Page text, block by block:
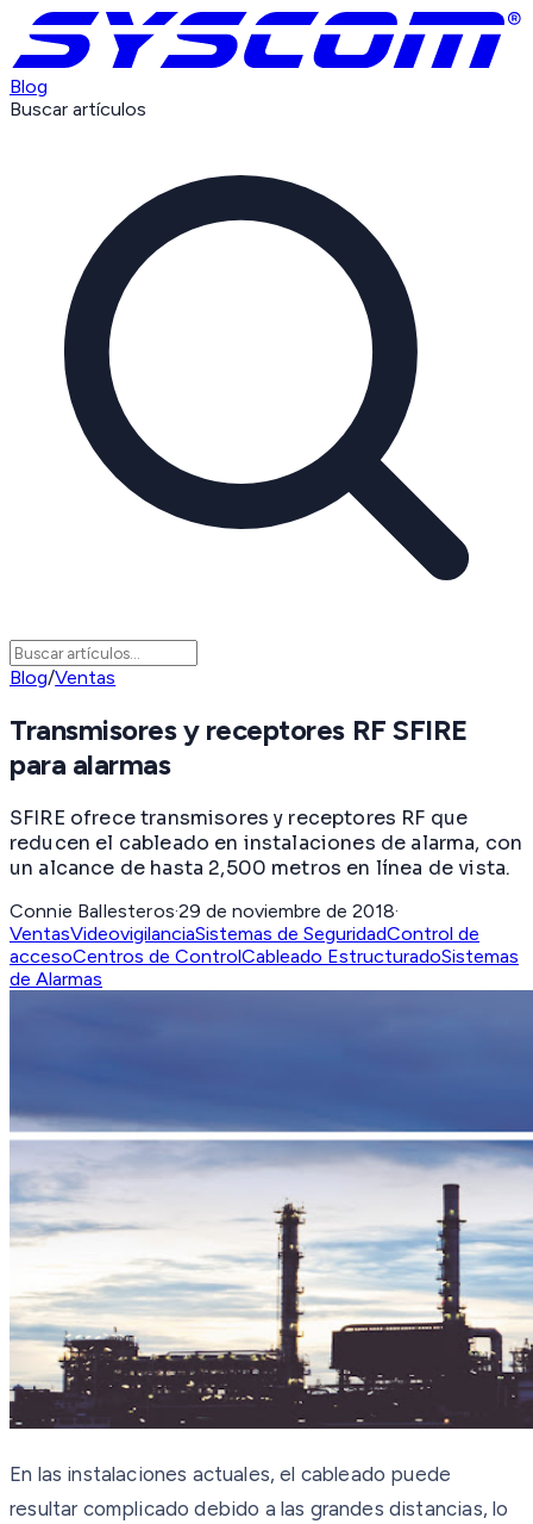
Blog
Buscar artículos
Blog/Ventas
Transmisores y receptores RF SFIRE
para alarmas
SFIRE ofrece transmisores y receptores RF que
reducen el cableado en instalaciones de alarma, con
un alcance de hasta 2,500 metros en línea de vista.
Connie Ballesteros·29 de noviembre de 2018·
VentasVideovigilanciaSistemas de SeguridadControl de
accesoCentros de ControlCableado EstructuradoSistemas
de Alarmas
En las instalaciones actuales, el cableado puede
resultar complicado debido a las grandes distancias, lo